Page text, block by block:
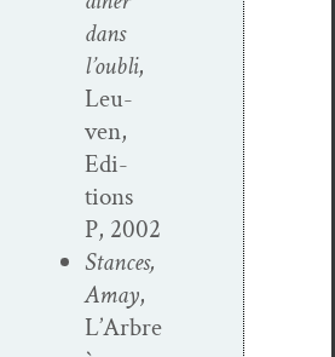
dans
l’oubli,
Leu­
ven,
Edi­
tions
P, 2002
Stances,
Amay,
L’Arbre